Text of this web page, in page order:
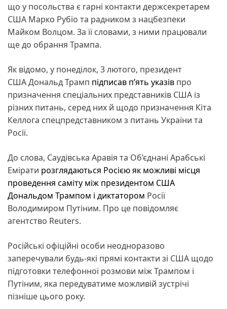
що у посольства є гарні контакти держсекретарем
США Марко Рубіо та радником з нацбезпеки
Майком Волцом. За її словами, з ними працювали
ще до обрання Трампа.
Як відомо, у понеділок, 3 лютого, президент
США Дональд Трамп підписав п’ять указів про
призначення спеціальних представників США із
різних питань, серед них й щодо призначення Кіта
Келлога спецпредставником з питань України та
Росії.
До слова, Саудівська Аравія та Об’єднані Арабські
Емірати розглядаються Росією як можливі місця
проведення саміту між президентом США
Дональдом Трампом і диктатором Росії
Володимиром Путіним. Про це повідомляє
агентство Reuters.
Російські офіційні особи неодноразово
заперечували будь-які прямі контакти зі США щодо
підготовки телефонної розмови між Трампом і
Путіним, яка передуватиме можливій зустрічі
пізніше цього року.